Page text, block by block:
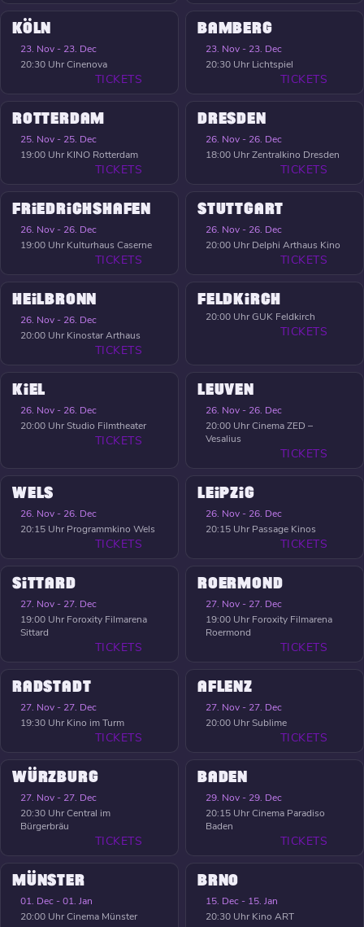
KÖLN
23. Nov - 23. Dec
20:30 UhrCinenova
TICKETS
BAMBERG
23. Nov - 23. Dec
20:30 Uhr Lichtspiel
TICKETS
ROTTERDAM
25. Nov - 25. Dec
19:00 Uhr KINO Rotterdam
TICKETS
DRESDEN
26. Nov - 26. Dec
18:00 UhrZentralkino Dresden
TICKETS
FRIEDRICHSHAFEN
26. Nov - 26. Dec
19:00 Uhr Kulturhaus Caserne
TICKETS
STUTTGART
26. Nov - 26. Dec
20:00 Uhr Delphi Arthaus Kino
TICKETS
HEILBRONN
26. Nov - 26. Dec
20:00 Uhr Kinostar Arthaus
TICKETS
FELDKIRCH
20:00 UhrGUK Feldkirch
TICKETS
KIEL
26. Nov - 26. Dec
20:00 UhrStudio Filmtheater
TICKETS
LEUVEN
26. Nov - 26. Dec
20:00 UhrCinema ZED –
Vesalius
TICKETS
WELS
26. Nov - 26. Dec
20:15 Uhr Programmkino Wels
TICKETS
LEIPZIG
26. Nov - 26. Dec
20:15 Uhr Passage Kinos
TICKETS
SITTARD
27. Nov - 27. Dec
19:00 Uhr Foroxity Filmarena
Sittard
TICKETS
ROERMOND
27. Nov - 27. Dec
19:00 Uhr Foroxity Filmarena
Roermond
TICKETS
RADSTADT
27. Nov - 27. Dec
19:30 Uhr Kino im Turm
TICKETS
AFLENZ
27. Nov - 27. Dec
20:00 UhrSublime
TICKETS
WÜRZBURG
27. Nov - 27. Dec
20:30 UhrCentral im
Bürgerbräu
TICKETS
BADEN
29. Nov - 29. Dec
20:15 UhrCinema Paradiso
Baden
TICKETS
MÜNSTER
01. Dec - 01. Jan
20:00 UhrCinema Münster
BRNO
15. Dec - 15. Jan
20:30 Uhr Kino ART